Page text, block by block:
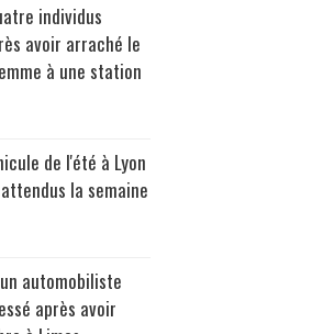
individus
avoir arraché le
à une station
de l'été à Lyon
la semaine
automobiliste
après avoir